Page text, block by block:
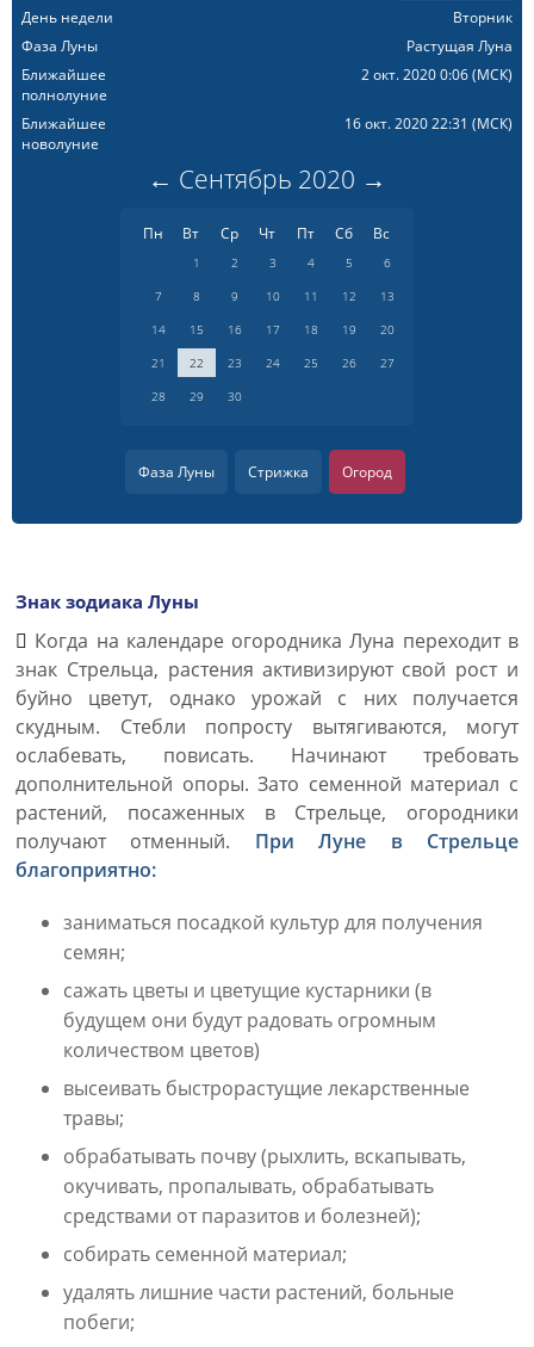
День недели
Вторник
Фаза Луны
Растущая Луна
Ближайшее
полнолуние
2 окт. 2020 0:06(МСК)
Ближайшее
новолуние
16 окт. 2020 22:31 (МСК)
← Сентябрь 2020 →
Пн Вт Ср Чт Пт Сб Вс
1 2 3 4 5
6
7
8 9 10 11 12
13
14
15 16 17 18 19
20
21
22 23 24 25 26
27
28
29 30
Фаза Луны Стрижка Огород
Знак зодиака Луны
Когда на календаре огородника Луна переходит в
знак Стрельца, растения активизируют свой рост и
буйно цветут, однако урожай с них получается
скудным. Стебли попросту вытягиваются, могут
ослабевать, повисать. Начинают требовать
дополнительной опоры. Зато семенной материал с
растений, посаженных в Стрельце, огородники
получают отменный. При Луне в Стрельце
благоприятно:
заниматься посадкой культур для получения
семян;
сажать цветы и цветущие кустарники (в
будущем они будут радовать огромным
количеством цветов)
высеивать быстрорастущие лекарственные
травы;
обрабатывать почву (рыхлить, вскапывать,
окучивать, пропалывать, обрабатывать
средствами от паразитов и болезней);
собирать семенной материал;
удалять лишние части растений, больные
побеги;